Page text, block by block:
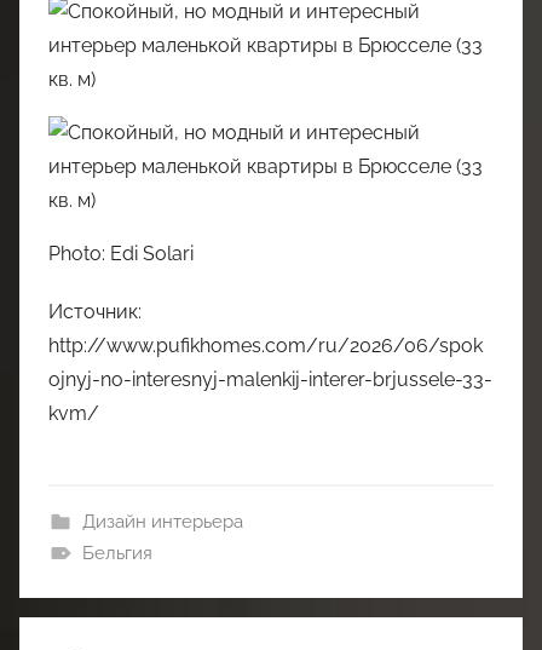
Photo: Edi Solari
Источник:
http://www.pufikhomes.com/ru/2026/06/spok
ojnyj-no-interesnyj-malenkij-interer-brjussele-33-
kvm/
Дизайн интерьера
Бельгия